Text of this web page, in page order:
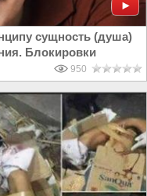
сущность (душа)
Блокировки
950